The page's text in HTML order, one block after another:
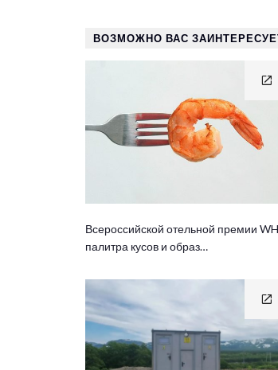
ВОЗМОЖНО ВАС
Всероссийской отельной премии
палитра кусов и образ…